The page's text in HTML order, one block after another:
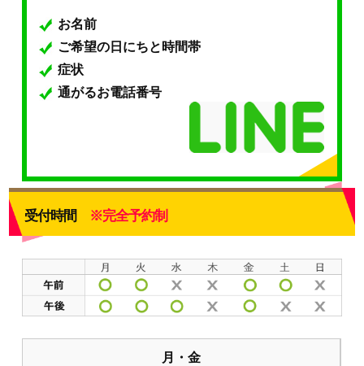
お名前
ご希望の日にちと時間帯
症状
通がるお電話番号
受付時間 ※完全予約制
月・金